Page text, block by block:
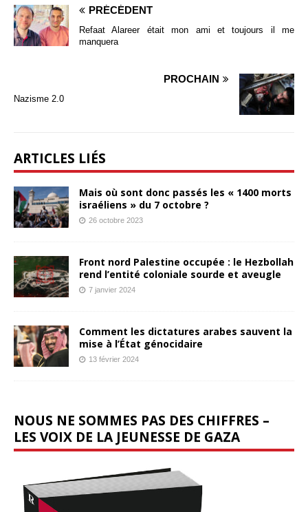
PRÉCÉDENT
Refaat Alareer était mon ami et toujours il me
manquera
PROCHAIN
Nazisme 2.0
ARTICLES LIÉS
Mais où sont donc passés les « 1400 morts
israéliens » du 7 octobre ?
26 octobre 2023
Front nord Palestine occupée : le Hezbollah
rend l’entité coloniale sourde et aveugle
7 janvier 2024
Comment les dictatures arabes sauvent la
mise à l’État génocidaire
13 février 2024
NOUS NE SOMMES PAS DES CHIFFRES –
LES VOIX DE LA JEUNESSE DE GAZA